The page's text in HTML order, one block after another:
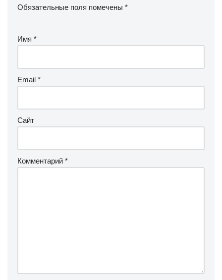
Обязательные поля помечены *
Имя *
Email *
Сайт
Комментарий *